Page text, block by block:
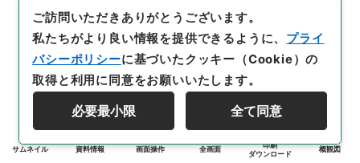
サムネイル 資料情報 画面操作 全画面
印刷
ダウンロード
概観図
ご訪問いただきありがとうございます。
私たちがより良い情報を提供できるように、 プライ
バシーポリシーに基づいたクッキー（Cookie）の
取得と利用に同意をお願いいたします。
必要最小限 全て同意